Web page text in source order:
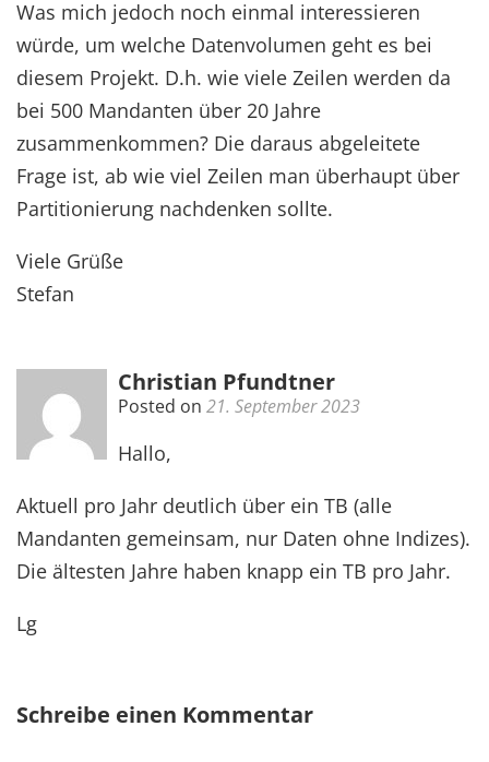
Was mich jedoch noch einmal interessieren
würde, um welche Datenvolumen geht es bei
diesem Projekt. D.h. wie viele Zeilen werden da
bei 500 Mandanten über 20 Jahre
zusammenkommen? Die daraus abgeleitete
Frage ist, ab wie viel Zeilen man überhaupt über
Partitionierung nachdenken sollte.
Viele Grüße
Stefan
Christian Pfundtner
Posted on 21. September 2023
Hallo,
Aktuell pro Jahr deutlich über ein TB (alle
Mandanten gemeinsam, nur Daten ohne Indizes).
Die ältesten Jahre haben knapp ein TB pro Jahr.
Lg
Schreibe einen Kommentar